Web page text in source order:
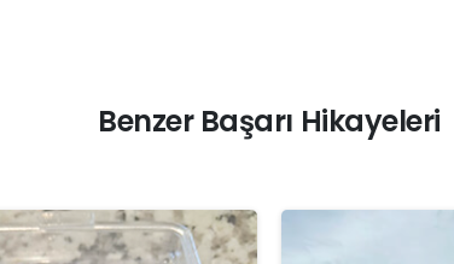
Benzer Başarı Hikayeleri
-